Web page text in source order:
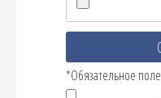
*Обязательное поле